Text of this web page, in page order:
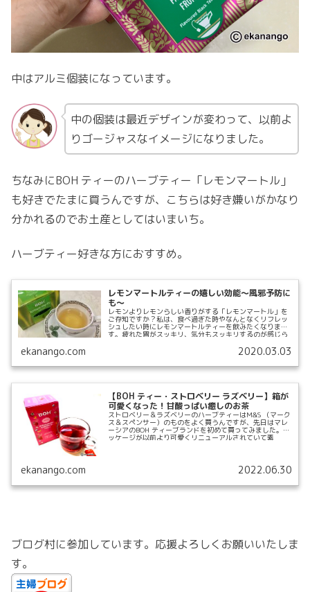
中はアルミ個装になっています。
中の個装は最近デザインが変わって、以前よ
りゴージャスなイメージになりました。
ちなみにBOH ティーのハーブティー「レモンマートル」
も好きでたまに買うんですが、こちらは好き嫌いがかなり
分かれるのでお土産としてはいまいち。
ハーブティー好きな方におすすめ。
レモンマートルティーの嬉しい効能〜風邪予防に
も〜
レモンよりレモンらしい香りがする「レモンマートル」を
ご存知ですか？私は、食べ過ぎた時やなんとなくリフレッ
シュしたい時にレモンマートルティーを飲みたくなりま
す。疲れた胃がスッキリ、気分もスッキリするのが感じら
ekanango.com 2020.03.03
【BOH ティー・ストロベリー ラズベリー】箱が
可愛くなった！甘酸っぱい癒しのお茶
ストロベリー＆ラズベリーのハーブティーはM&S （マーク
ス＆スペンサー）のものをよく買うんですが、先日はマレ
ーシアのBOH ティーブランドを初めて買ってみました。パ
ッケージが以前より可愛くリニューアルされていて素
ekanango.com 2022.06.30
ブログ村に参加しています。応援よろしくお願いいたしま
す。